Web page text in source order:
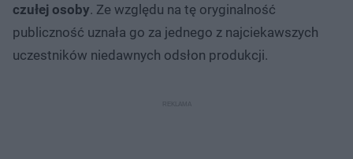
czułej osoby. Ze względu na tę oryginalność
publiczność uznała go za jednego z najciekawszych
uczestników niedawnych odsłon produkcji.